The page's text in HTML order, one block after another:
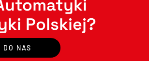
Polskiej?
DO NAS